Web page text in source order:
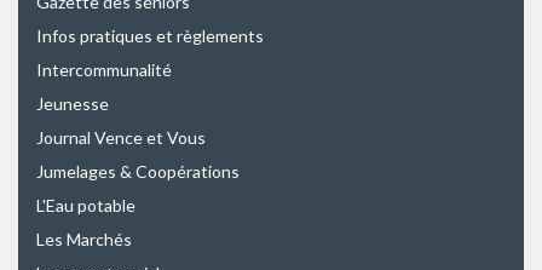
Infos pratiques et règlements
Intercommunalité
Jeunesse
Journal Vence et Vous
Jumelages & Coopérations
L'Eau potable
Les Marchés